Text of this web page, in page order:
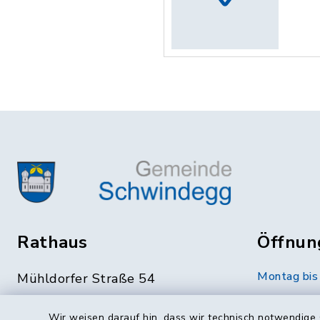
Rathaus
Mühldorfer Straße 54
84419 Schwindegg
Montag
07.30 bis